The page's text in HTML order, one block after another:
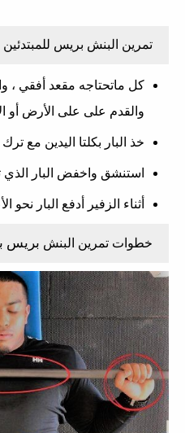
تمرين البنش بريس للمبتدئين
كل ماتحتاجه مقعد أفقي ،
والقدم على على الأرض أو
خذ البار بكلتا اليدين مع
استنشق واخفض البار الذي
أثناء الزفير أدفع البار نحو
خطوات تمرين البنش بريس